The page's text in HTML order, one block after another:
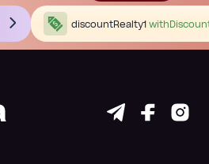
discountRealty1